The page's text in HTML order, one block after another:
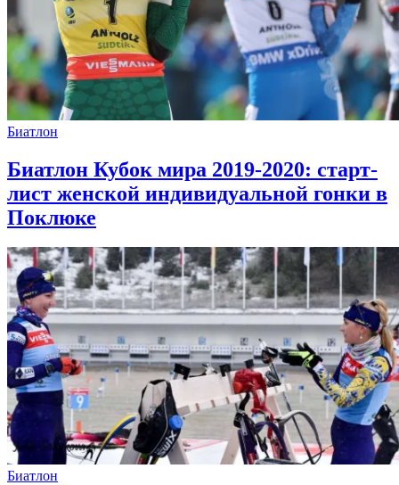
Биатлон
Биатлон Кубок мира 2019-2020: старт-
лист женской индивидуальной гонки в
Поклюке
Биатлон